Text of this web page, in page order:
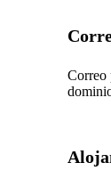
Correo